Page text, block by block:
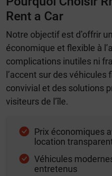
Rent a Car
Notre objectif est d’offrir
économique et flexible à
complications inutiles ni
l’accent sur des véhicules
convivial et des solutions
visiteurs de l’île.
Prix économiques
location
Véhicules
entretenus